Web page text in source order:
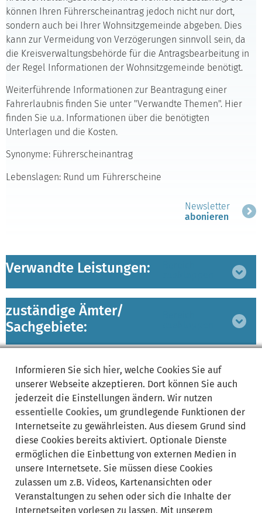
können Ihren Führerscheinantrag jedoch nicht nur dort,
sondern auch bei Ihrer Wohnsitzgemeinde abgeben. Dies
kann zur Vermeidung von Verzögerungen sinnvoll sein, da
die Kreisverwaltungsbehörde für die Antragsbearbeitung in
der Regel Informationen der Wohnsitzgemeinde benötigt.
Weiterführende Informationen zur Beantragung einer
Fahrerlaubnis finden Sie unter "Verwandte Themen". Hier
finden Sie u.a. Informationen über die benötigten
Unterlagen und die Kosten.
Synonyme: Führerscheinantrag
Lebenslagen: Rund um Führerscheine
Newsletter
abonieren
Verwandte Leistungen:
zuständige Ämter/
Sachgebiete:
Bereich
ausklappen
Lebenslagen:
Synonyme:
Führerscheinantrag
Informieren Sie sich hier, welche Cookies Sie auf
unserer Webseite akzeptieren. Dort können Sie auch
jederzeit die Einstellungen ändern. Wir nutzen
essentielle Cookies, um grundlegende Funktionen der
Internetseite zu gewährleisten. Aus diesem Grund sind
diese Cookies bereits aktiviert. Optionale Dienste
ermöglichen die Einbettung von externen Medien in
unsere Internetsete. Sie müssen diese Cookies
zulassen um z.B. Videos, Kartenansichten oder
Veranstaltungen zu sehen oder sich die Inhalte der
Internetseiten vorlesen zu lassen. Mit unserem